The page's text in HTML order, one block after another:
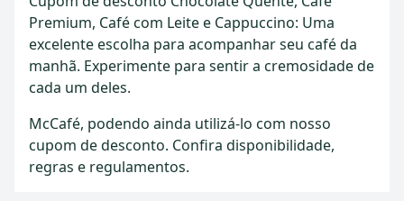
Premium, Café com Leite e Cappuccino: Uma
excelente escolha para acompanhar seu café da
manhã. Experimente para sentir a cremosidade de
cada um deles.
McCafé, podendo ainda utilizá-lo com nosso
cupom de desconto. Confira disponibilidade,
regras e regulamentos.